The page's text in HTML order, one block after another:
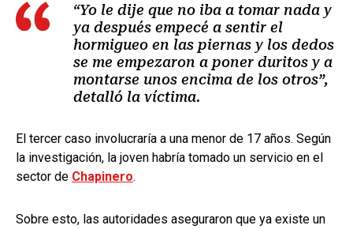
“Yo le dije que no iba a tomar nada y
ya después empecé a sentir el
hormigueo en las piernas y los dedos
se me empezaron a poner duritos y a
montarse unos encima de los otros”,
detalló la víctima.
El tercer caso involucraría a una menor de 17 años. Según
la investigación, la joven habría tomado un servicio en el
sector de Chapinero.
Sobre esto, las autoridades aseguraron que ya existe un